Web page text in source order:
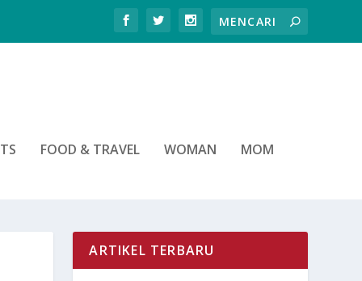
FOOD & TRAVEL WOMAN MOM
ARTIKEL TERBARU